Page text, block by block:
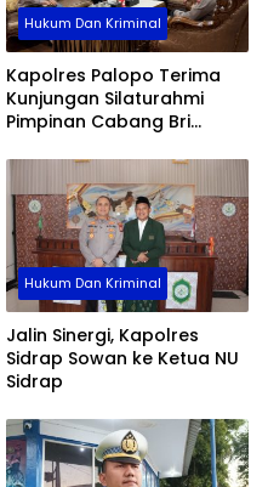
Hukum Dan Kriminal
Kapolres Palopo Terima
Kunjungan Silaturahmi
Pimpinan Cabang Bri
Hukum Dan Kriminal
Jalin Sinergi, Kapolres
Sidrap Sowan ke Ketua NU
Sidrap